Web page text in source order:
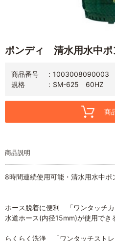
ポンディ 清水用水中ポ
商品番号
1003008090003
規格
SM-625 60HZ
商
商品説明
8時間連続使用可能・清水用水中ポ
ホース脱着に便利 「ワンタッチカ
水道ホース(内径15mm)が使用でき
らくらく洗浄 「ワンタッチストレ